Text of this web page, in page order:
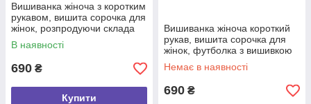
Вишиванка жіноча з коротким
рукавом, вишита сорочка для
жінок, розпродуючи склада
розмір L
В наявності
690 ₴
Купити
Вишиванка жіноча короткий
рукав, вишита сорочка для
жінок, футболка з вишивкою
— Розпад складу розмір S
Немає в наявності
690 ₴